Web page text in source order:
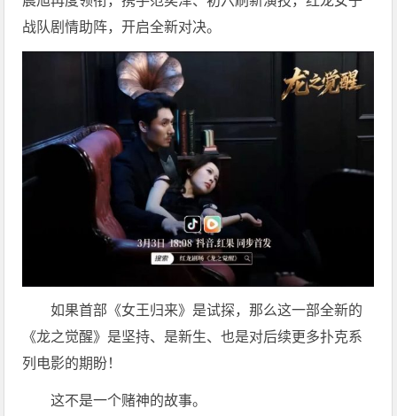
战队剧情助阵，开启全新对决。
如果首部《女王归来》是试探，那么这一部全新的
《龙之觉醒》是坚持、是新生、也是对后续更多扑克系
列电影的期盼！
这不是一个赌神的故事。